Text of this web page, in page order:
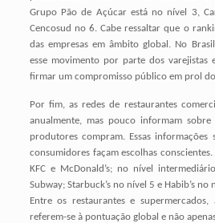
Grupo Pão de Açúcar está no nível 3,
Cencosud no 6. Cabe ressaltar que o
das empresas em âmbito global. No
esse movimento por parte dos varejistas
firmar um compromisso público em prol
Por fim, as redes de restaurantes
anualmente, mas pouco informam
produtores compram. Essas informações
consumidores façam escolhas
KFC e McDonald’s; no nível
Subway; Starbuck’s no nível 5 e Habib’s
Entre os restaurantes e supermercados,
referem-se à pontuação global e não